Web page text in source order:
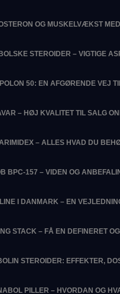
OG MUSKELVÆKST
STEROIDER – VIGTIGE
50: EN AFGØRENDE VEJ
– HØJ KVALITET TIL SALG
– ALLES HVAD DU
BPC-157 – VIDEN OG
I DANMARK – EN
STACK – FÅ EN DEFINERET
STEROIDER: EFFEKTER,
PILLER – HVORDAN OG